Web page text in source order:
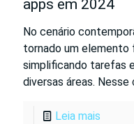
apps em 2024
No cenário
tornado um elemento
simplificando tarefas
diversas áreas.
Leia mais